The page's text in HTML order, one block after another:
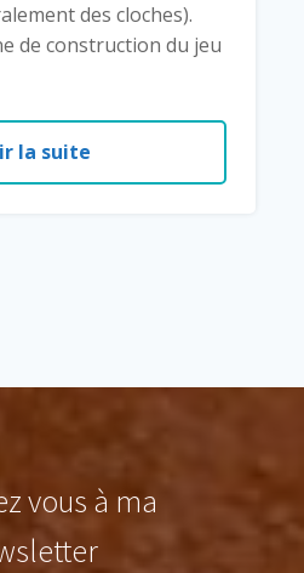
des cloches).
de construction du jeu
la suite
vous à ma